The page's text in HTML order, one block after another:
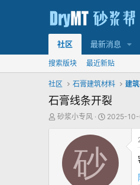
社区 最新消息
搜索版块 最近新贴
社区 石膏建筑材料 建
石膏线条开裂
主
人
砂浆小专风
发
时
间
2025-
砂